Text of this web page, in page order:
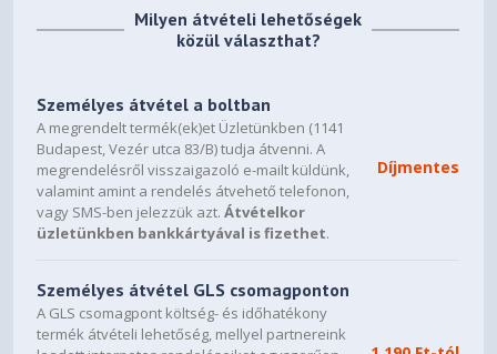
azt, további információért látogasson el a Windows 10
Kérdések és válaszok oldalra.
frissítés részeként áttelepítésre kerül. Azonban
előfordulhat, hogy egyes alkalmazások és beállítások
esetén az áttelepítés nem -történik meg.
- Kártevőirtó alkalmazások esetén a Windows a frissítés
során ellenőrzi, hogy a kártevőirtó alkalmazás előfizetése
érvényes-e (nem járt-e le), és a program kompatibilis-e.
- Ha a kártevőirtó alkalmazás kompatibilis és friss, az
alkalmazás a Windows 10-re történő frissítés során
megmarad.
Milyen átvételi lehetőségek
közül választhat?
Személyes átvétel a boltban
A megrendelt termék(ek)et Üzletünkben (1141
Budapest, Vezér utca 83/B) tudja átvenni. A
megrendelésről visszaigazoló e-mailt küldünk,
valamint amint a rendelés átvehető telefonon,
vagy SMS-ben jelezzük azt.Átvételkor
üzletünkben bankkártyával is fizethet.
Díjmentes
Személyes átvétel GLS csomagponton
A GLS csomagpont költség- és időhatékony
termék átvételi lehetőség, mellyel partnereink